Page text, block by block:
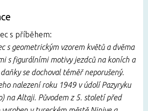
s příběhem:
s geometrickým vzorem květů a dvěma
s figurálními motivy jezdců na koních a
se dochoval téměř neporušený.
nalezení roku 1949 v údolí Pazyryku
na Altaji. Původem z 5. století před